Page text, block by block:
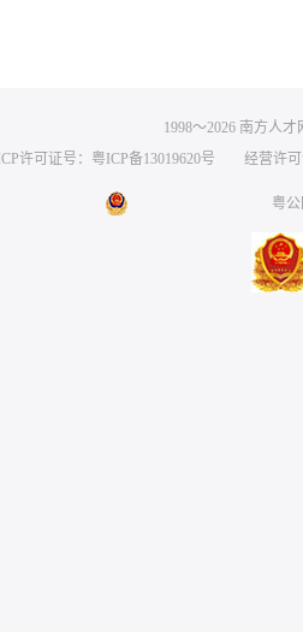
1998～2026 南方人才
ICP许可证号：粤ICP备13019620号 经营许可
粤公